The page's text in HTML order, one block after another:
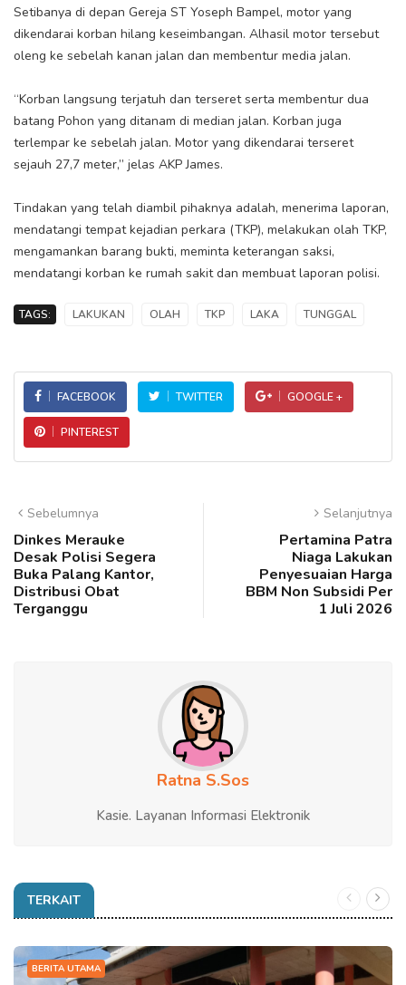
Setibanya di depan Gereja ST Yoseph Bampel, motor yang
dikendarai korban hilang keseimbangan. Alhasil motor tersebut
oleng ke sebelah kanan jalan dan membentur media jalan.
“Korban langsung terjatuh dan terseret serta membentur dua
batang Pohon yang ditanam di median jalan. Korban juga
terlempar ke sebelah jalan. Motor yang dikendarai terseret
sejauh 27,7 meter,” jelas AKP James.
Tindakan yang telah diambil pihaknya adalah, menerima laporan,
mendatangi tempat kejadian perkara (TKP), melakukan olah TKP,
mengamankan barang bukti, meminta keterangan saksi,
mendatangi korban ke rumah sakit dan membuat laporan polisi.
TAGS: LAKUKAN OLAH TKP LAKA TUNGGAL
FACEBOOK TWITTER GOOGLE +
PINTEREST
Sebelumnya
Dinkes Merauke
Desak Polisi Segera
Buka Palang Kantor,
Distribusi Obat
Terganggu
Selanjutnya
Pertamina Patra
Niaga Lakukan
Penyesuaian Harga
BBM Non Subsidi Per
1 Juli 2026
Ratna S.Sos
Kasie. Layanan Informasi Elektronik
TERKAIT
BERITA UTAMA